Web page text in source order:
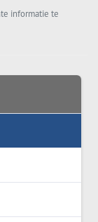
informatie te